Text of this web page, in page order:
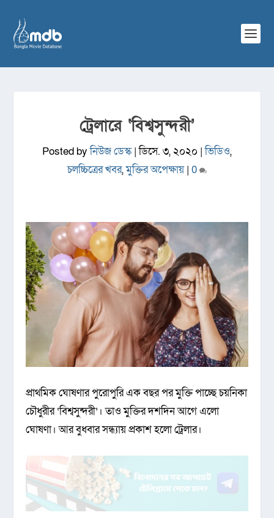
ট্রেলারে ‘বিশ্বসুন্দরী’
Posted byনিউজ ডেস্ক|ডিসে. ৩, ২০২০ |ভিডিও,
চলচ্চিত্রের খবর,মুক্তির অপেক্ষায়| 0
প্রাথমিক ঘোষণার পুরোপুরি এক বছর পর মুক্তি পাচ্ছে চয়নিকা
চৌধুরীর ‘বিশ্বসুন্দরী’। তাও মুক্তির দশদিন আগে এলো
ঘোষণা। আর বুধবার সন্ধ্যায় প্রকাশ হলো ট্রেলার।